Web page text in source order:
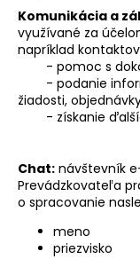
Komunikácia a
využívané za
napríklad
- pomoc s
- podanie
žiadosti,
- získanie
Chat: návštevník
Prevádzkovateľa
o spracovanie
meno
priezvisko